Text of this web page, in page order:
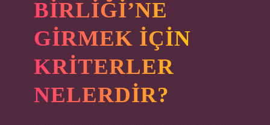
BIRLIĞI’NE
GIRMEK IÇIN
KRITERLER
NELERDIR?